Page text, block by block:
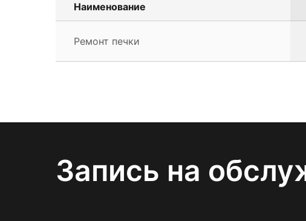
Наименование
Ремонт печки
Запись на